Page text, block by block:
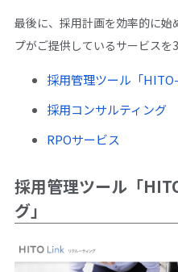
最後に、採用計画を効率的に始
プがご提供しているサービスを
採用管理ツール「
採用コンサルティング
RPOサービス
採用管理ツール「
グ」